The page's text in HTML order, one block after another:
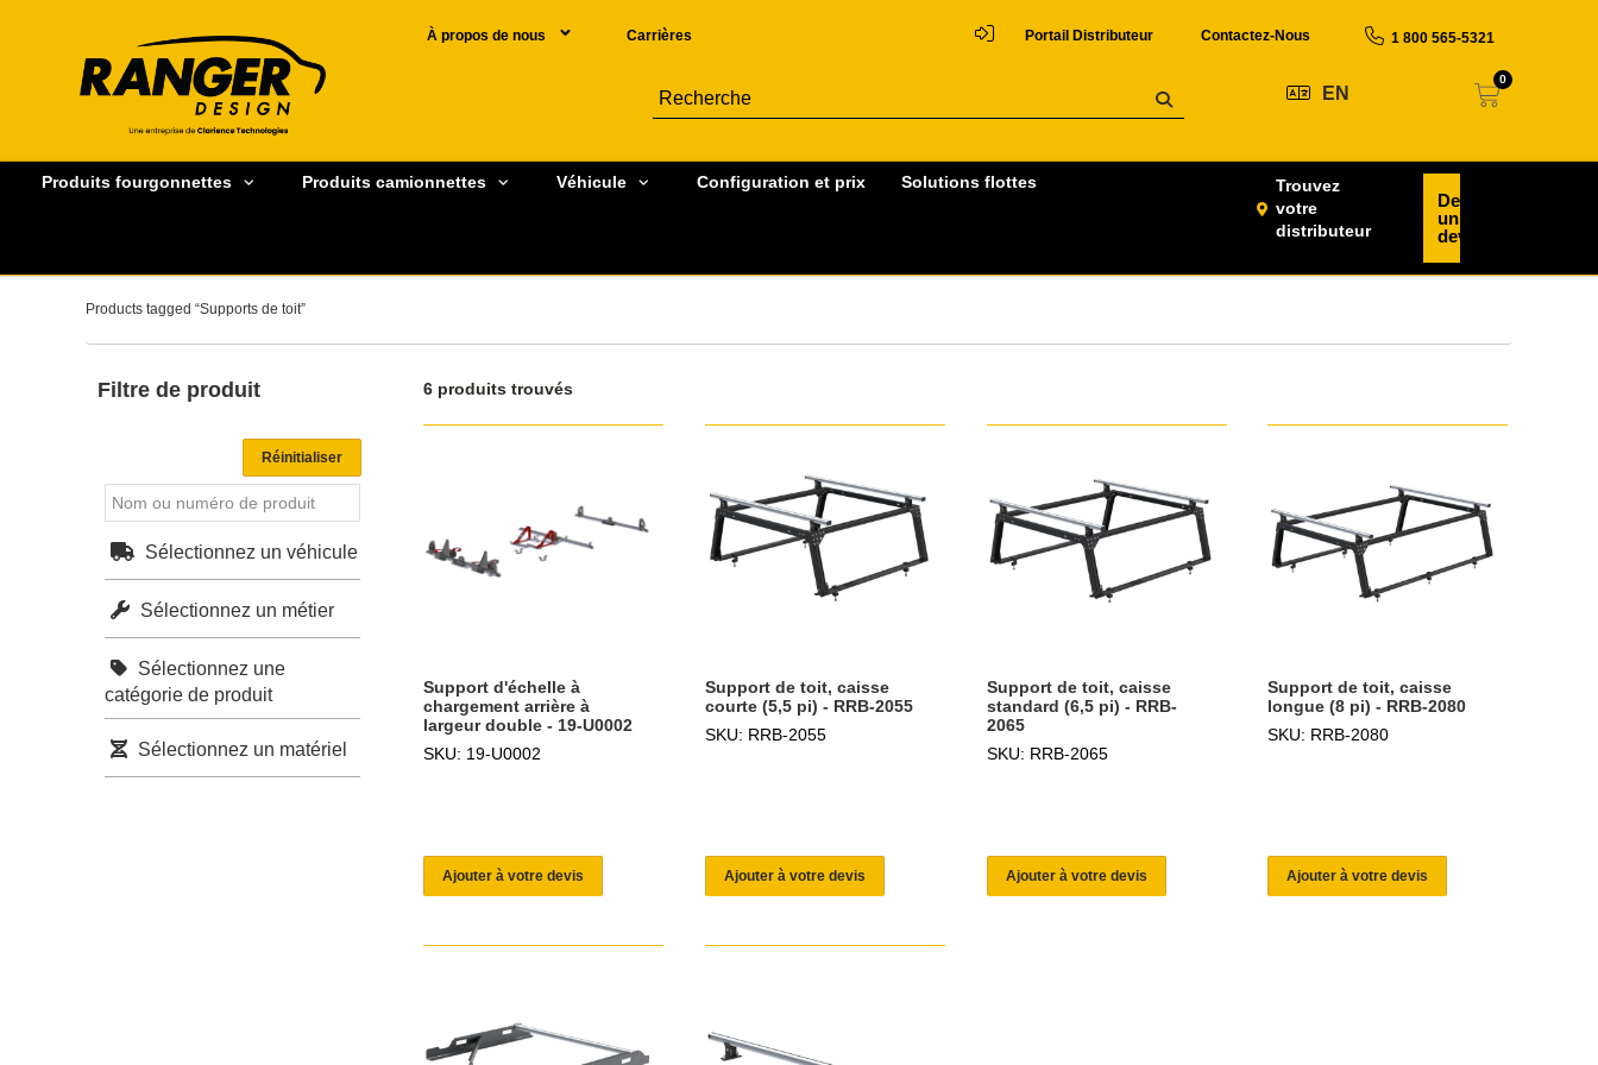
À propos de nous Carrières Portail Distributeur Contactez-Nous 1 800 565-5321
EN
0
Produits fourgonnettes Produits camionnettes Véhicule Configuration et prix Solutions flottes
Trouvez
votre
distributeur
Demander
un
devis
Products tagged “Supports de toit”
6 produits trouvés
Support d'échelle à
chargement arrière à
largeur double - 19-U0002
SKU: 19-U0002
Ajouter à votre devis
Support de toit, caisse
courte (5,5 pi) - RRB-2055
SKU: RRB-2055
Ajouter à votre devis
Support de toit, caisse
standard (6,5 pi) - RRB-
2065
SKU: RRB-2065
Ajouter à votre devis
Support de toit, caisse
longue (8 pi) - RRB-2080
SKU: RRB-2080
Ajouter à votre devis
Filtre de produit
Sélectionnez un véhicule
Sélectionnez un métier
Sélectionnez une
catégorie de produit
Sélectionnez un matériel